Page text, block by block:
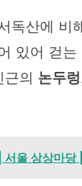
산에
있어 걷
근의 논두
울 상상마당